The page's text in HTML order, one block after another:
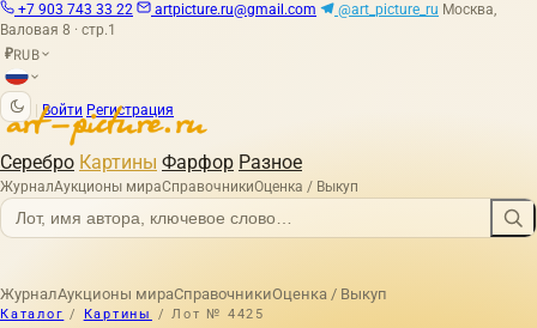
+7 903 743 33 22 artpicture.ru@gmail.com @art_picture_ru Москва,
Валовая 8 · стр.1
₽RUB
Войти Регистрация
Серебро Картины Фарфор Разное
ЖурналАукционы мираСправочникиОценка / Выкуп
ЖурналАукционы мираСправочникиОценка / Выкуп
Каталог / Картины / Лот № 4425